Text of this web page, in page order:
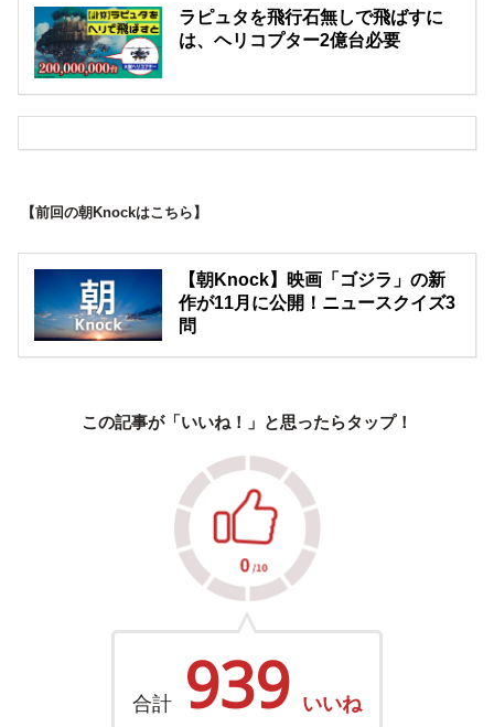
ラピュタを飛行石無しで飛ばすに
は、ヘリコプター2億台必要
【前回の朝Knockはこちら】
【朝Knock】映画「ゴジラ」の新
作が11月に公開！ニュースクイズ3
問
この記事が「いいね！」と思ったらタップ！
合計 939 いいね